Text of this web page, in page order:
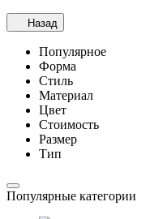
Назад
Популярное
Форма
Стиль
Материал
Цвет
Стоимость
Размер
Тип
Популярные категории